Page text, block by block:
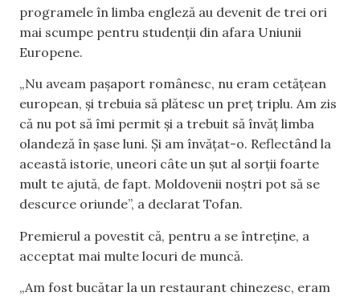
programele în limba engleză au devenit de trei ori
mai scumpe pentru studenții din afara Uniunii
Europene.
„Nu aveam pașaport românesc, nu eram cetățean
european, și trebuia să plătesc un preț triplu. Am zis
că nu pot să îmi permit și a trebuit să învăț limba
olandeză în șase luni. Și am învățat-o. Reflectând la
această istorie, uneori câte un șut al sorții foarte
mult te ajută, de fapt. Moldovenii noștri pot să se
descurce oriunde”, a declarat Tofan.
Premierul a povestit că, pentru a se întreține, a
acceptat mai multe locuri de muncă.
„Am fost bucătar la un restaurant chinezesc, eram